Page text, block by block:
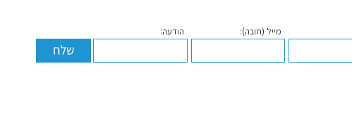
מייל (חובה): הודעה: